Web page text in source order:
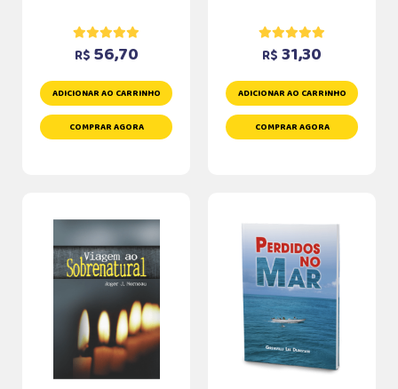
R$ 56,70
ADICIONAR AO CARRINHO
COMPRAR AGORA
R$ 31,30
ADICIONAR AO CARRINHO
COMPRAR AGORA